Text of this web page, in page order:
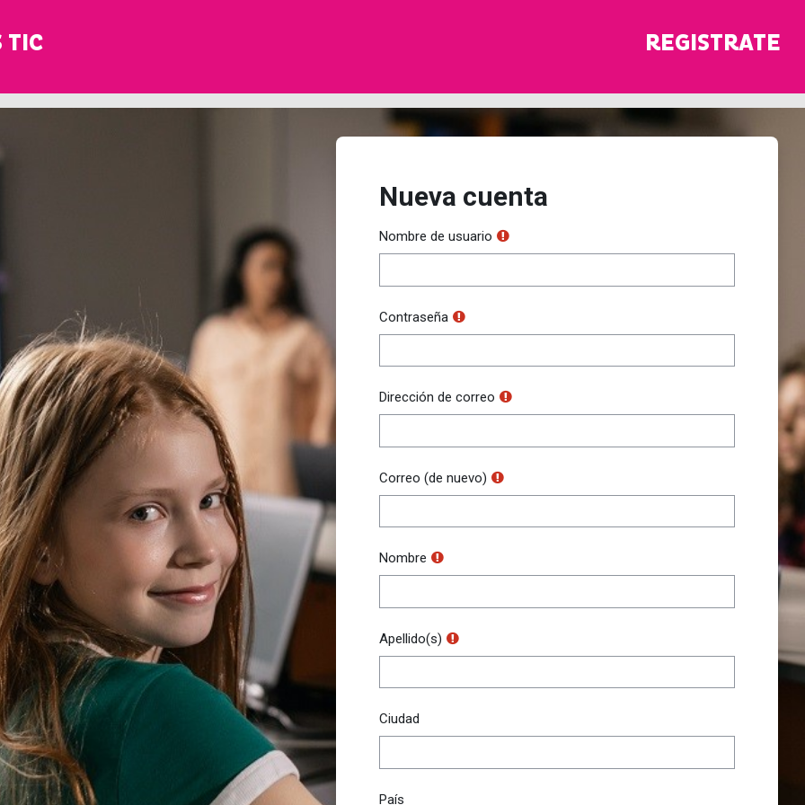
TIC REGISTRATE
Nueva cuenta
Nombre de usuario
Contraseña
Dirección de correo
Correo (de nuevo)
Nombre
Apellido(s)
Ciudad
País